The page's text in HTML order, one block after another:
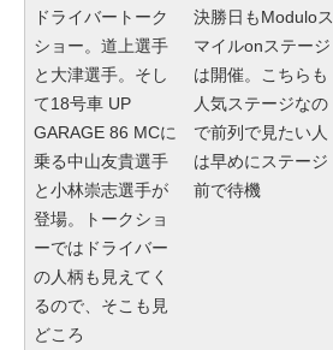
ドライバートーク
ショー。道上選手
と大津選手。そし
て18号車 UP
GARAGE 86 MCに
乗る中山友貴選手
と小林崇志選手が
登場。トークショ
ーではドライバー
の人柄も見えてく
るので、そこも見
どころ
決勝日もModuloス
マイルonステージ
は開催。こちらも
人気ステージなの
で前列で見たい人
は早めにステージ
前で待機